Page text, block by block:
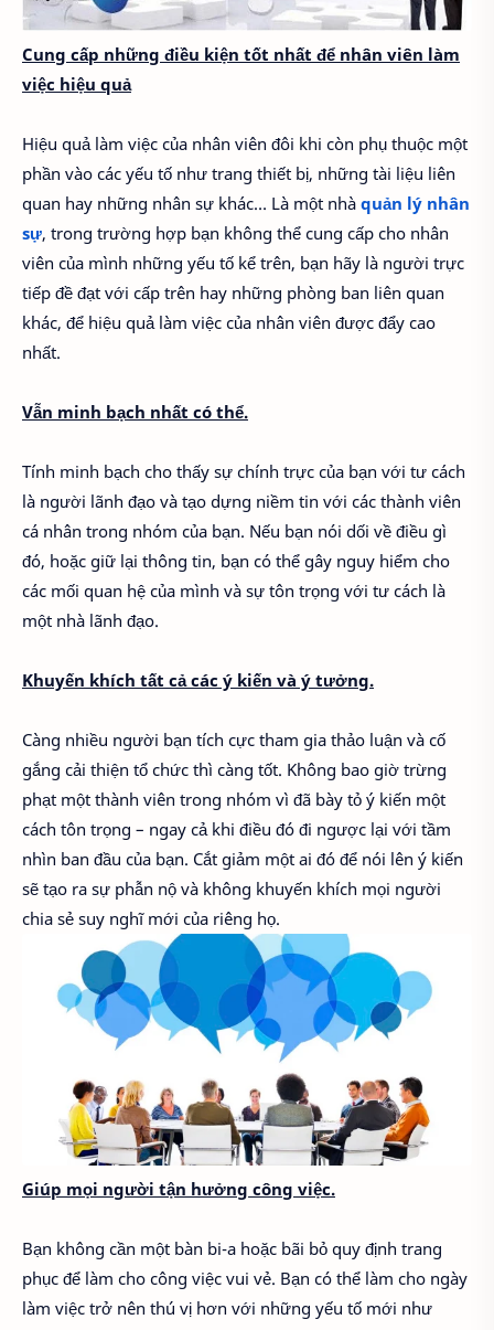
Cung cấp những điều kiện tốt nhất để nhân viên làm
việc hiệu quả
Hiệu quả làm việc của nhân viên đôi khi còn phụ thuộc một
phần vào các yếu tố như trang thiết bị, những tài liệu liên
quan hay những nhân sự khác… Là một nhà quản lý nhân
sự, trong trường hợp bạn không thể cung cấp cho nhân
viên của mình những yếu tố kể trên, bạn hãy là người trực
tiếp đề đạt với cấp trên hay những phòng ban liên quan
khác, để hiệu quả làm việc của nhân viên được đẩy cao
nhất.
Vẫn minh bạch nhất có thể.
Tính minh bạch cho thấy sự chính trực của bạn với tư cách
là người lãnh đạo và tạo dựng niềm tin với các thành viên
cá nhân trong nhóm của bạn. Nếu bạn nói dối về điều gì
đó, hoặc giữ lại thông tin, bạn có thể gây nguy hiểm cho
các mối quan hệ của mình và sự tôn trọng với tư cách là
một nhà lãnh đạo.
Khuyến khích tất cả các ý kiến ​​và ý tưởng.
Càng nhiều người bạn tích cực tham gia thảo luận và cố
gắng cải thiện tổ chức thì càng tốt. Không bao giờ trừng
phạt một thành viên trong nhóm vì đã bày tỏ ý kiến ​​một
cách tôn trọng – ngay cả khi điều đó đi ngược lại với tầm
nhìn ban đầu của bạn. Cắt giảm một ai đó để nói lên ý kiến ​​
sẽ tạo ra sự phẫn nộ và không khuyến khích mọi người
chia sẻ suy nghĩ mới của riêng họ.
Giúp mọi người tận hưởng công việc.
Bạn không cần một bàn bi-a hoặc bãi bỏ quy định trang
phục để làm cho công việc vui vẻ. Bạn có thể làm cho ngày
làm việc trở nên thú vị hơn với những yếu tố mới như